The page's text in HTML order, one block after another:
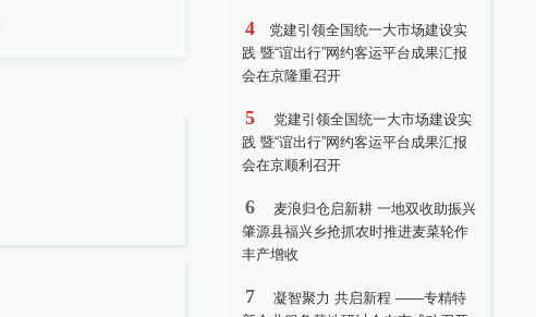
4
党建引领全国统一大市场建设实
践 暨“谊出行”网约客运平台成果汇报
会在京隆重召开
5
党建引领全国统一大市场建设实
践 暨“谊出行”网约客运平台成果汇报
会在京顺利召开
6
麦浪归仓启新耕 一地双收助振兴
肇源县福兴乡抢抓农时推进麦菜轮作
丰产增收
7
凝智聚力 共启新程 ——专精特